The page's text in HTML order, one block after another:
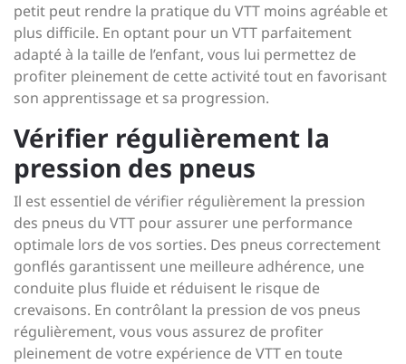
petit peut rendre la pratique du VTT moins agréable et
plus difficile. En optant pour un VTT parfaitement
adapté à la taille de l’enfant, vous lui permettez de
profiter pleinement de cette activité tout en favorisant
son apprentissage et sa progression.
Vérifier régulièrement la
pression des pneus
Il est essentiel de vérifier régulièrement la pression
des pneus du VTT pour assurer une performance
optimale lors de vos sorties. Des pneus correctement
gonflés garantissent une meilleure adhérence, une
conduite plus fluide et réduisent le risque de
crevaisons. En contrôlant la pression de vos pneus
régulièrement, vous vous assurez de profiter
pleinement de votre expérience de VTT en toute